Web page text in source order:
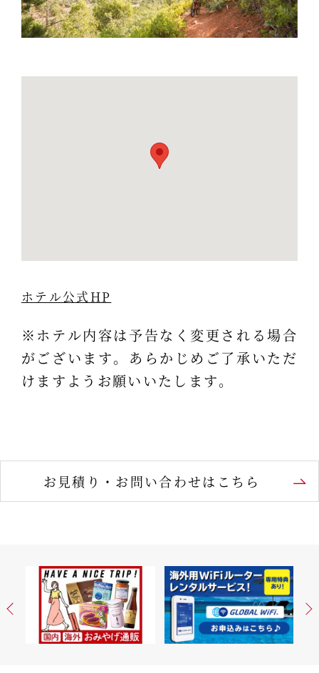
ホテル公式HP
※ホテル内容は予告なく変更される場合
がございます。あらかじめご了承いただ
けますようお願いいたします。
お見積り・お問い合わせはこちら